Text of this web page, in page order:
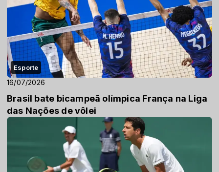
Esporte
16/07/2026
Brasil bate bicampeã olímpica França na Liga
das Nações de vôlei